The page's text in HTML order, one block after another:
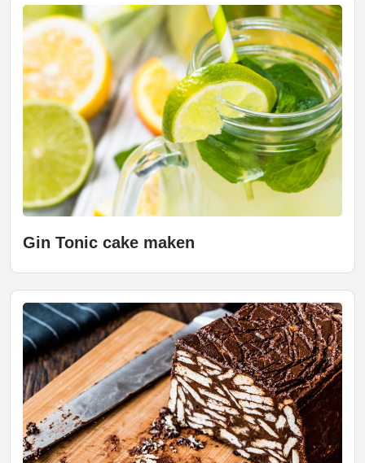
Gin Tonic cake maken